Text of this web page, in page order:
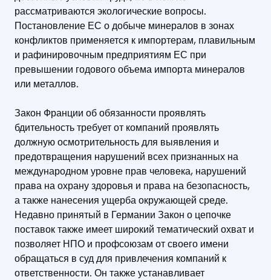
рассматриваются экологические вопросы.
Постановление ЕС о добыче минералов в зонах
конфликтов применяется к импортерам, плавильным
и рафинировочным предприятиям ЕС при
превышении годового объема импорта минералов
или металлов.
Закон Франции об обязанности проявлять
бдительность требует от компаний проявлять
должную осмотрительность для выявления и
предотвращения нарушений всех признанных на
международном уровне прав человека, нарушений
права на охрану здоровья и права на безопасность,
а также нанесения ущерба окружающей среде.
Недавно принятый в Германии Закон о цепочке
поставок также имеет широкий тематический охват и
позволяет НПО и профсоюзам от своего имени
обращаться в суд для привлечения компаний к
ответственности. Он также устанавливает